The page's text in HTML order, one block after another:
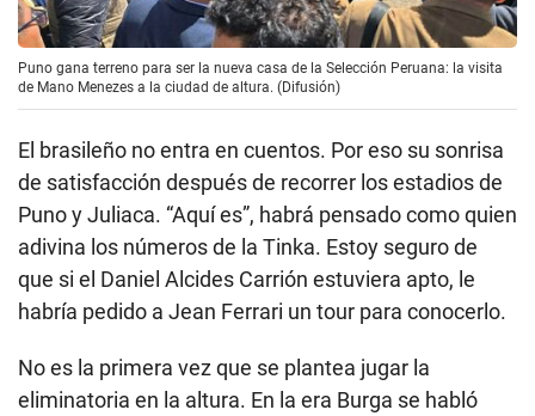
Puno gana terreno para ser la nueva casa de la Selección Peruana: la visita
de Mano Menezes a la ciudad de altura. (Difusión)
El brasileño no entra en cuentos. Por eso su sonrisa
de satisfacción después de recorrer los estadios de
Puno y Juliaca. “Aquí es”, habrá pensado como quien
adivina los números de la Tinka. Estoy seguro de
que si el Daniel Alcides Carrión estuviera apto, le
habría pedido a Jean Ferrari un tour para conocerlo.
No es la primera vez que se plantea jugar la
eliminatoria en la altura. En la era Burga se habló